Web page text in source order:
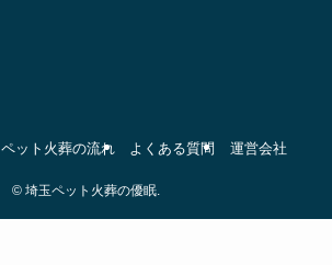
ペット火葬の流れ よくある質問 運営会社
© 埼玉ペット火葬の優眠.